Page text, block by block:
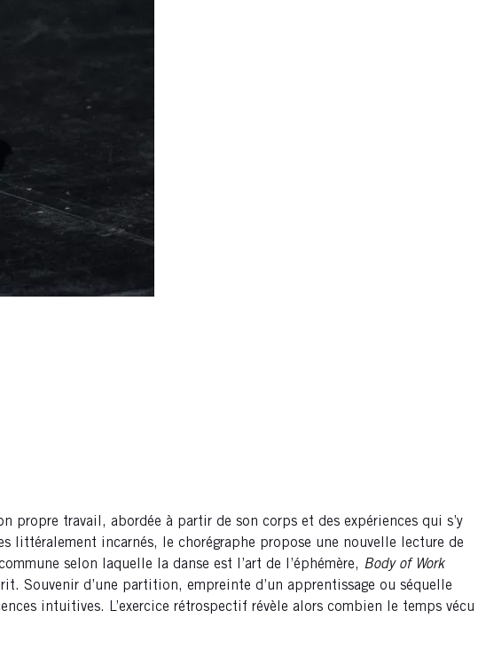
propre travail, abordée à partir de son corps et des expériences qui s’y
littéralement incarnés, le chorégraphe propose une nouvelle lecture de
selon laquelle la danse est l’art de l’éphémère, Body of Work
Souvenir d’une partition, empreinte d’un apprentissage ou séquelle
intuitives. L’exercice rétrospectif révèle alors combien le temps vécu